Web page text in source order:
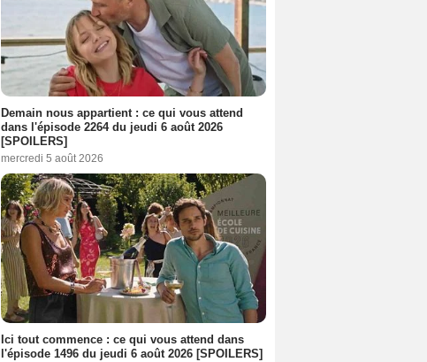
Demain nous appartient : ce qui vous attend
dans l'épisode 2264 du jeudi 6 août 2026
[SPOILERS]
mercredi 5 août 2026
Ici tout commence : ce qui vous attend dans
l'épisode 1496 du jeudi 6 août 2026 [SPOILERS]